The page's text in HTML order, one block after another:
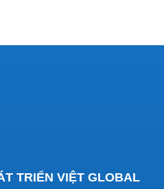
TRIỂN VIỆT GLOBAL